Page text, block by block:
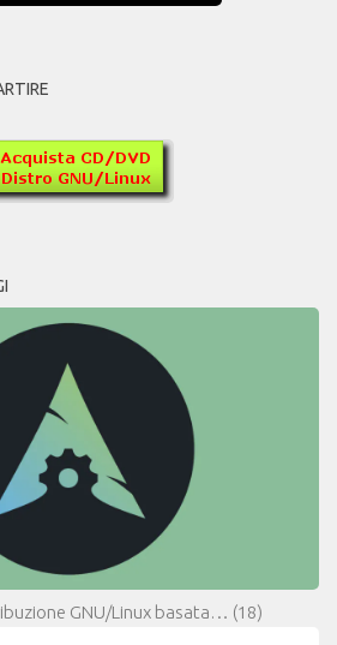
GNU/Linux basata… (18)